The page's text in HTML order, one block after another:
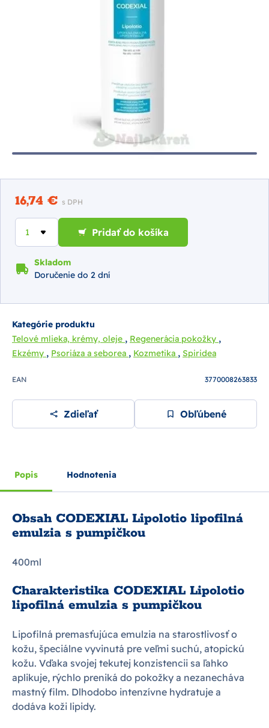
16,74 € s DPH
Pridať do košíka
Skladom
Doručenie do 2 dní
Kategórie produktu
Telové mlieka, krémy, oleje , Regenerácia pokožky ,
Ekzémy , Psoriáza a seborea , Kozmetika , Spiridea
EAN 3770008263833
Zdieľať Obľúbené
Popis Hodnotenia
Obsah CODEXIAL Lipolotio lipofilná
emulzia s pumpičkou
400ml
Charakteristika CODEXIAL Lipolotio
lipofilná emulzia s pumpičkou
Lipofilná premasťujúca emulzia na starostlivosť o
kožu, špeciálne vyvinutá pre veľmi suchú, atopickú
kožu. Vďaka svojej tekutej konzistencii sa ľahko
aplikuje, rýchlo preniká do pokožky a nezanecháva
mastný film. Dlhodobo intenzívne hydratuje a
dodáva koži lipidy.